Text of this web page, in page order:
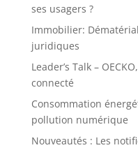
ses usagers ?
Immobilier:
juridiques
Leader’s Talk –
connecté
Consommation
pollution numérique
Nouveautés : Les